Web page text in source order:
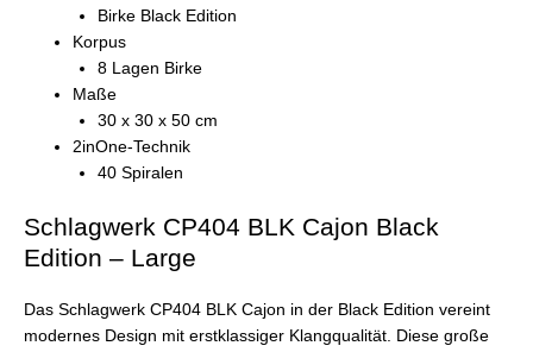
Birke Black Edition
Korpus
8 Lagen Birke
Maße
30 x 30 x 50 cm
2inOne-Technik
40 Spiralen
Schlagwerk CP404 BLK Cajon Black
Edition – Large
Das Schlagwerk CP404 BLK Cajon in der Black Edition vereint
modernes Design mit erstklassiger Klangqualität. Diese große